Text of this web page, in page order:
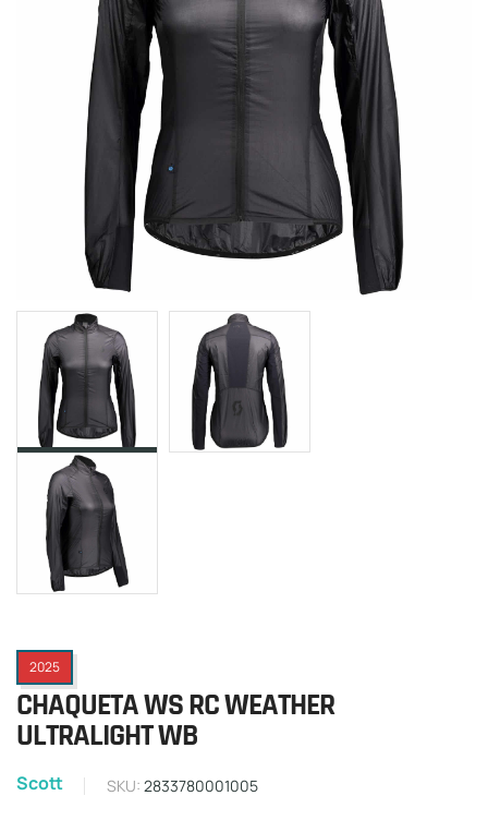
2025
CHAQUETA WS RC WEATHER
ULTRALIGHT WB
Scott SKU: 2833780001005